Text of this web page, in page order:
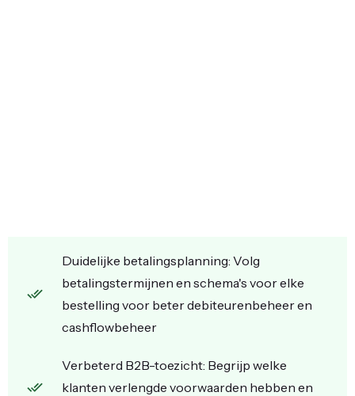
Duidelijke betalingsplanning: Volg
betalingstermijnen en schema's voor elke
bestelling voor beter debiteurenbeheer en
cashflowbeheer
Verbeterd B2B-toezicht: Begrijp welke
klanten verlengde voorwaarden hebben en